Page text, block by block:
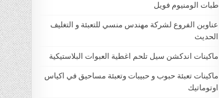
طبات الومنيوم فويل
عناوين الفروع لشركة مهندس منسي للتعبئة و التغليف
الحديث
ماكينات اندكشن سيل تلحم اغطية العبوات البلاستيكية
ماكينات تعبئة حبوب و حبيبات وتعبئة مساحيق في اكياس
اوتوماتيك